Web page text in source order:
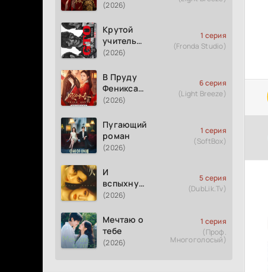
(2026)
Крутой
учитель
Онидзука
(2026)
(2026)
1 серия
(Fronda Studio)
В Пруду
Феникса
рождается
(2026)
6 серия
(Light Breeze)
Пугающий
роман
(2026)
1 серия
(SoftBox)
И
вспыхнуло
пламя
(2026)
5 серия
(DubLik.Tv)
Мечтаю о
тебе
(2026)
1 серия
(Проф.
Многоголосый)